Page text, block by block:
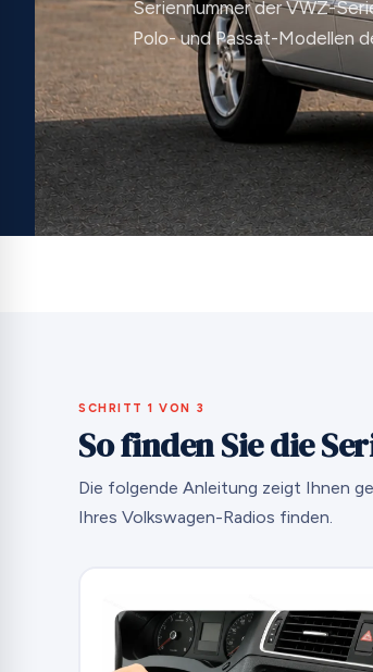
Seriennummer der VWZ-
Polo- und Passat-Modellen
SCHRITT 1 VON 3
So finden Sie die
Die folgende Anleitung zeigt Ihnen
Ihres Volkswagen-Radios finden.